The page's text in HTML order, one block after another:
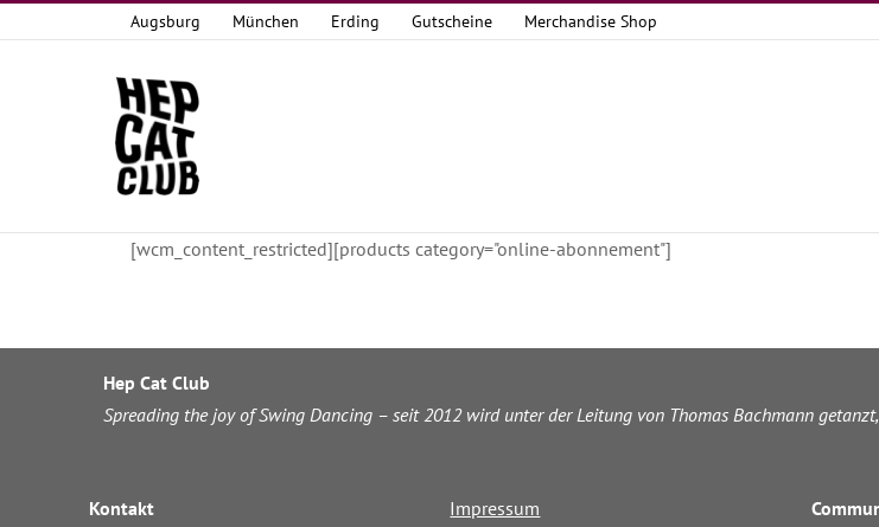
Inhalt
Augsburg München Erding Gutscheine Merchandise Shop
[wcm_content_restricted][products category="online-abonnement"]
Hep Cat Club
Spreading the joy of Swing Dancing – seit 2012 wird unter der Leitung von Thomas Bachmann
Kontakt
Impressum